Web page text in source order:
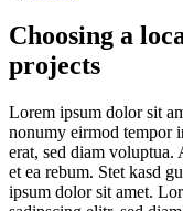
Choosing a
projects
Lorem ipsum dolor sit
nonumy eirmod tempor
erat, sed diam voluptua.
et ea rebum. Stet kasd
ipsum dolor sit amet.